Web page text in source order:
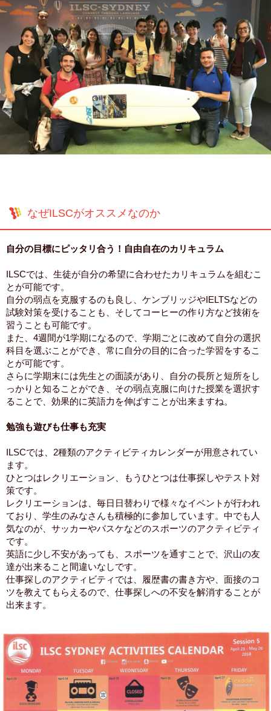
なぜILSCがオススメなのか
自分の目標にピッタリ合う！自由自在のカリキュラム
ILSCでは、生徒が自分の希望に合わせたカリキュラムを組むこ
とが可能です。
自分の弱点を克服するのも良し、ケンブリッジやIELTSなどの
試験対策を受けることも、そしてコーヒーの作り方など技術を
習うことも可能です。
また、4週間が1学期になるので、学期ごとに改めて自分の選択
科目を選ぶことができ、常に自分の目的に合った学習をするこ
とが可能です。
さらに学期末には先生との面談があり、自分の長所と短所をし
っかりと知ることができ、その弱点克服に向けた授業を選択す
ることで、効果的に英語力を伸ばすことが出来ますね。
勉強も遊びも仕事も充実
ILSCでは、2種類のアクティビティカレンダーが用意されてい
ます。
ひとつはレクリエーション、もうひとつは仕事探しやテスト対
策です。
レクリエーションは、毎日日替わりで様々なイベントが行われ
ており、学生のみなさんも積極的に参加しています。中でも人
気なのが、サッカーやバスケなどのスポーツのアクティビティ
です。
英語に少し不安があっても、スポーツを通すことで、沢山の友
達が出来ること間違いなしです。
仕事探しのアクティビティでは、履歴書の書き方や、面接のコ
ツを教えてもらえるので、仕事探しへの不安を解消することが
出来ます。